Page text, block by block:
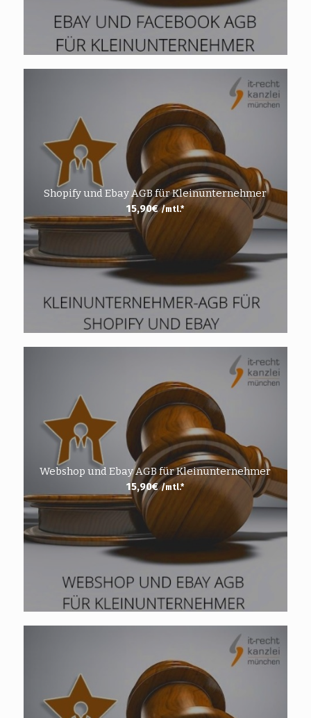
Shopify und Ebay AGB für Kleinunternehmer
15,90€ /mtl.*
Webshop und Ebay AGB für Kleinunternehmer
15,90€ /mtl.*